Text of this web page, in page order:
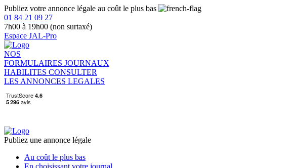
Publiez votre annonce légale au coût le plus bas
01 84 21 09 27
7h00 à 19h00 (non surtaxé)
Espace JAL-Pro
NOS
FORMULAIRES JOURNAUX
HABILITES CONSULTER
LES ANNONCES LEGALES
Publiez une annonce légale
Au coût le plus bas
En choisissant votre journal